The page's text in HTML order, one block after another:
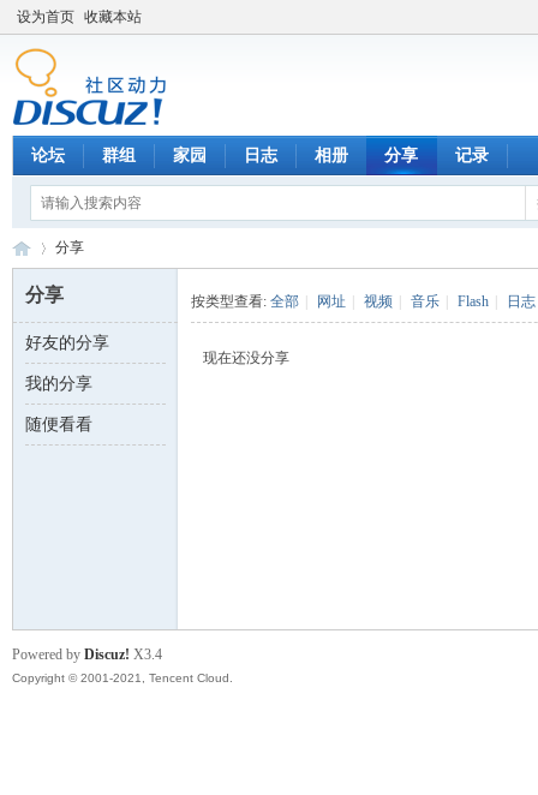
设为首页 收藏本站
论坛 群组 家园 日志 相册 分享 记录
数 ›
分享
分享
好友的分享
我的分享
随便看看
按类型查看: 全部 网址 视频 音乐 Flash 日志
现在还没分享
Powered by Discuz! X3.4
Copyright © 2001-2021, Tencent Cloud.